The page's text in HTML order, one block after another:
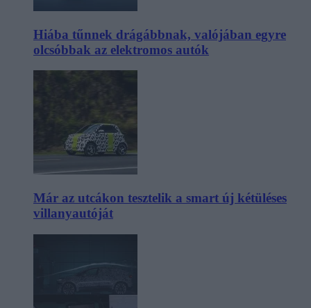
Hiába tűnnek drágábbnak, valójában egyre
olcsóbbak az elektromos autók
Már az utcákon tesztelik a smart új kétüléses
villanyautóját